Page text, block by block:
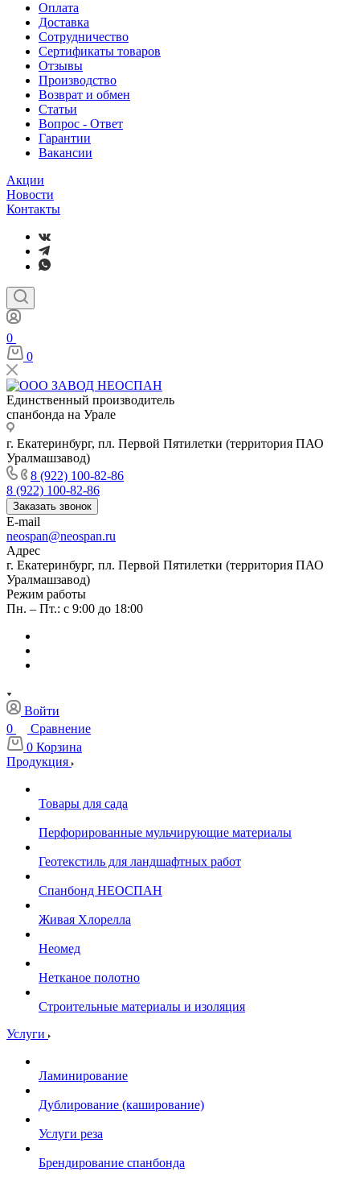
Оплата
Доставка
Сотрудничество
Сертификаты товаров
Отзывы
Производство
Возврат и обмен
Статьи
Вопрос - Ответ
Гарантии
Вакансии
Акции
Новости
Контакты
0
0
Единственный производитель
спанбонда на Урале
г. Екатеринбург, пл. Первой Пятилетки (территория ПАО
Уралмашзавод)
8 (922) 100-82-86
8 (922) 100-82-86
Заказать звонок
E-mail
neospan@neospan.ru
Адрес
г. Екатеринбург, пл. Первой Пятилетки (территория ПАО
Уралмашзавод)
Режим работы
Пн. – Пт.: с 9:00 до 18:00
Войти
0
Сравнение
0 Корзина
Продукция
Товары для сада
Перфорированные мульчирующие материалы
Геотекстиль для ландшафтных работ
Спанбонд НЕОСПАН
Живая Хлорелла
Нeомед
Нетканое полотно
Строительные материалы и изоляция
Услуги
Ламинирование
Дублирование (каширование)
Услуги реза
Брендирование спанбонда